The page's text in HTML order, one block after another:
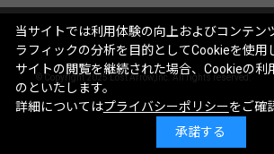
© Copyright 2025 Lost Arrow,Inc. All rights reserved.
当サイトでは利用体験の向上およびコンテン
ラフィックの分析を目的としてCookieを使用
サイトの閲覧を継続された場合、Cookieの利
のといたします。
詳細についてはプライバシーポリシーをご確
承諾する